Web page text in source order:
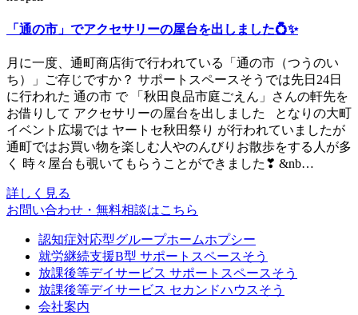
「通の市」でアクセサリーの屋台を出しました💍✨
月に一度、通町商店街で行われている「通の市（つうのい
ち）」ご存じですか？ サポートスペースそうでは先日24日
に行われた 通の市 で 「秋田良品市庭ごえん」さんの軒先を
お借りして アクセサリーの屋台を出しました となりの大町
イベント広場では ヤートセ秋田祭り が行われていましたが
通町ではお買い物を楽しむ人やのんびりお散歩をする人が多
く 時々屋台も覗いてもらうことができました❣ &nb…
詳しく見る
お問い合わせ・無料相談はこちら
認知症対応型グループホームホプシー
就労継続支援B型 サポートスペースそう
放課後等デイサービス サポートスペースそう
放課後等デイサービス セカンドハウスそう
会社案内